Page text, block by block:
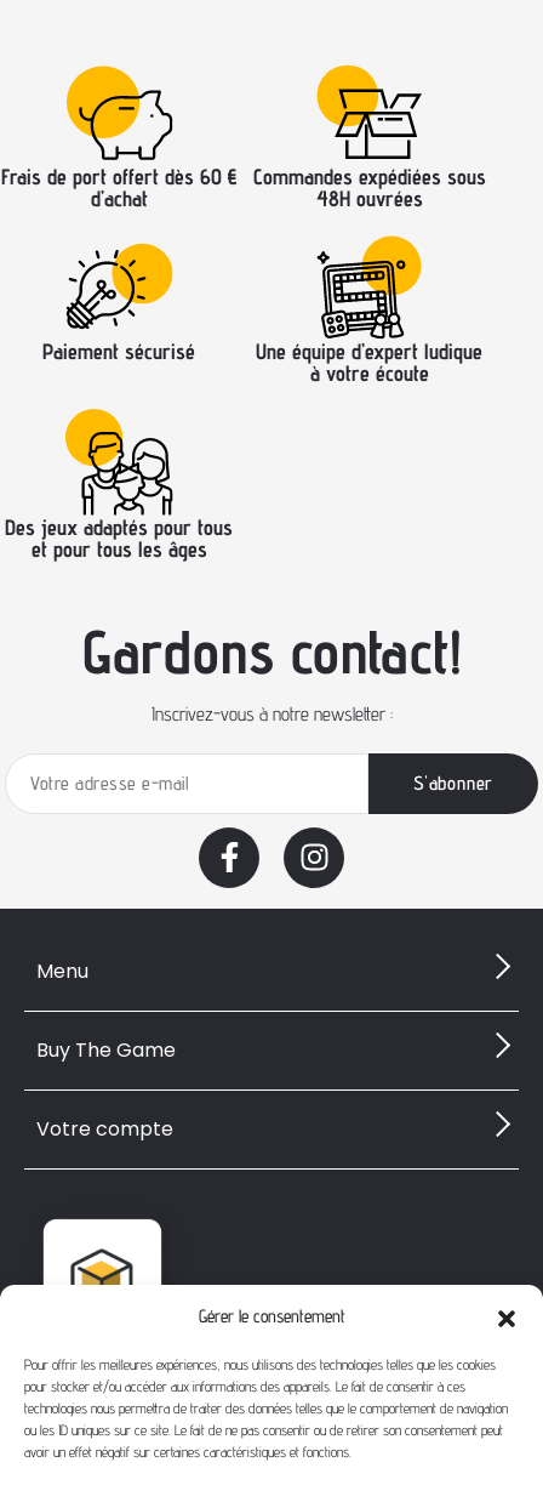
Gérer le consentement
Pour offrir les meilleures expériences, nous utilisons des technologies telles que les cookies
pour stocker et/ou accéder aux informations des appareils. Le fait de consentir à ces
technologies nous permettra de traiter des données telles que le comportement de navigation
ou les ID uniques sur ce site. Le fait de ne pas consentir ou de retirer son consentement peut
avoir un effet négatif sur certaines caractéristiques et fonctions.
Frais de port offert dès 60 €
d’achat
Commandes expédiées sous
48H ouvrées
Paiement sécurisé
Une équipe d’expert ludique
à votre écoute
Des jeux adaptés pour tous
et pour tous les âges
Gardons contact!
Inscrivez-vous à notre newsletter :
1112 Bd Fernand Darchicourt
Menu
Buy The Game
Votre compte